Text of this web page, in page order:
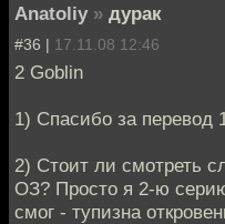
Anatoliy » дурак
#36 | 17.11.08 12:46
2 Goblin
1) Спасибо за перевод
2) Стоит ли смотреть
ОЗ? Просто я 2-ю
смог - тупизна